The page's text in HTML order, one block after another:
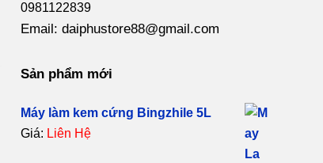
0981122839
Email: daiphustore88@gmail.com
Sản phẩm mới
Máy làm kem cứng Bingzhile 5L
Giá: Liên Hệ